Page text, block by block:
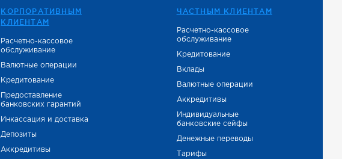
КОРПОРАТИВНЫМ
КЛИЕНТАМ
Расчетно-кассовое
обслуживание
Валютные операции
Кредитование
Предоставление
банковских гарантий
Инкассация и доставка
Депозиты
Аккредитивы
ЧАСТНЫМ КЛИЕНТАМ
Расчетно-кассовое
обслуживание
Кредитование
Вклады
Валютные операции
Аккредитивы
Индивидуальные
банковские сейфы
Денежные переводы
Тарифы